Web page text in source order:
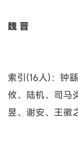
魏 晋
索引(16人)：钟
攸、陆机、司马
昱、谢安、王徽